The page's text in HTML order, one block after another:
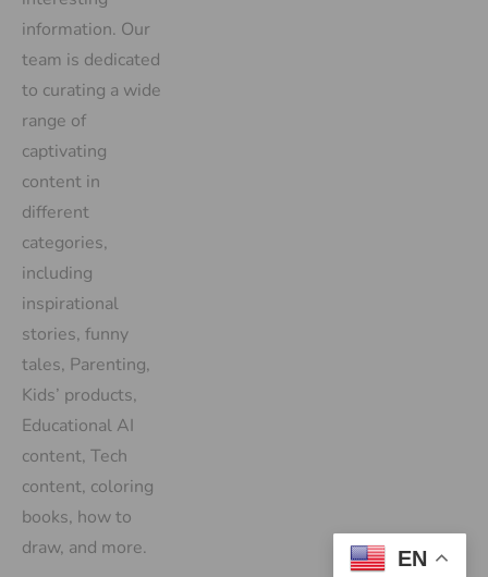
information. Our
team is dedicated
to curating a wide
range of
captivating
content in
different
categories,
including
inspirational
stories, funny
tales, Parenting,
Kids’ products,
Educational AI
content, Tech
content, coloring
books, how to
draw, and more.
EN